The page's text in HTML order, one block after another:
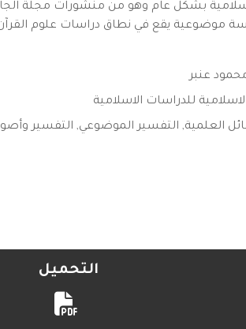
بشكل عام وهو من منشورات مجلة
موضوعية يقع في نطاق دراسات علوم
عنبر
للدراسات الاسلامية
العلمية, التفسير الموضوعي, التفسير
التحميل